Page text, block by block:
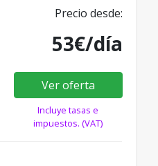
Precio desde:
53€/día
Ver oferta
Incluye tasas e
impuestos. (VAT)